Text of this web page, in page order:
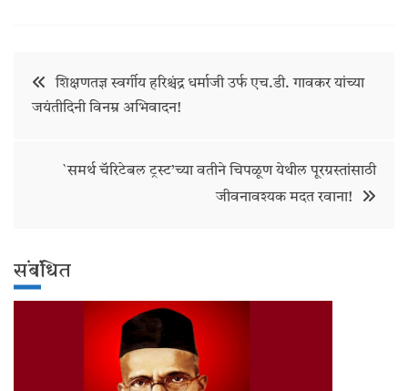
Post
navigation
शिक्षणतज्ञ स्वर्गीय हरिश्चंद्र धर्माजी उर्फ एच.डी. गावकर यांच्या
जयंतीदिनी विनम्र अभिवादन!
`समर्थ चॅरिटेबल ट्रस्ट’च्या वतीने चिपळूण येथील पूरग्रस्तांसाठी
जीवनावश्यक मदत रवाना!
संबंधित